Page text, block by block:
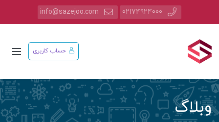
02174924000
info@sazejoo.com
حساب کاربری
وبلاگ